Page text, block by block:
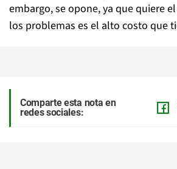
embargo, se opone, ya que quiere
los problemas es el alto costo que
Comparte esta nota en
redes sociales: